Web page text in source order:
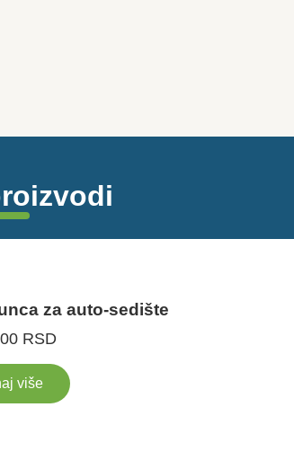
za auto-sedište
RSD
više